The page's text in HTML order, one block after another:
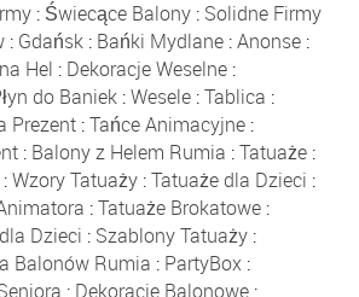
: Świecące Balony: Solidne Firmy
: Gdańsk: Bańki Mydlane:Anonse:
Hel : Dekoracje Weselne :
do Baniek:Wesele:Tablica :
Prezent :Tańce Animacyjne :
: Balony z Helem Rumia :Tatuaże:
Wzory Tatuaży:Tatuaże dla Dzieci :
:Tatuaże Brokatowe:
Dzieci : Szablony Tatuaży :
Balonów Rumia : PartyBox:
: Dekoracje Balonowe :